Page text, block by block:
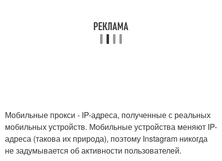
Мобильные прокси - IP-адреса, полученные с реальных
мобильных устройств. Мобильные устройства меняют IP-
адреса (такова их природа), поэтому Instagram никогда
не задумывается об активности пользователей.